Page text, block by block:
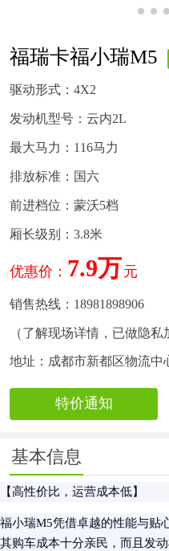
福瑞卡福小瑞M5
驱动形式：4X2
发动机型号：云内2L
最大马力：116马力
排放标准：国六
前进档位：蒙沃5档
厢长级别：3.8米
优惠价： 7.9万元
销售热线：18981898906
（了解现场详情，已做隐私
地址：成都市新都区物流中
特价通知
基本信息
【高性价比，运营成本低】
福小瑞M5凭借卓越的性能与贴
其购车成本十分亲民，而且发